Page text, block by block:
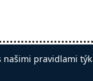
pravidlami